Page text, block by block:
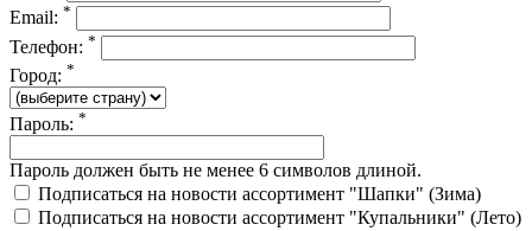
Email: *
Телефон: *
Город: *
Пароль: *
Пароль должен быть не менее 6 символов длиной.
Подписаться на новости ассортимент "Шапки" (Зима)
Подписаться на новости ассортимент "Купальники" (Лето)